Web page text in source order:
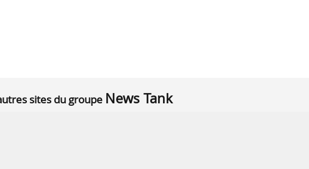
sites du groupe News Tank